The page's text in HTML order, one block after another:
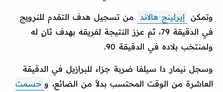
وتمكن إيرلينج هالاند
من تسجيل هدف التقدم للنرويج
في الدقيقة 79، ثم عزز النتيجة لفريقه بهدف ثانٍ له
ولمنتخب بلاده في الدقيقة 90.
وسجل نيمار دا سيلفا ضربة جزاء للبرازيل في الدقيقة
العاشرة من الوقت المحتسب بدلاً من الضائع، و حسمت